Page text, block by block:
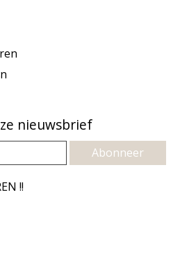
nieuwsbrief
Abonneer
!!